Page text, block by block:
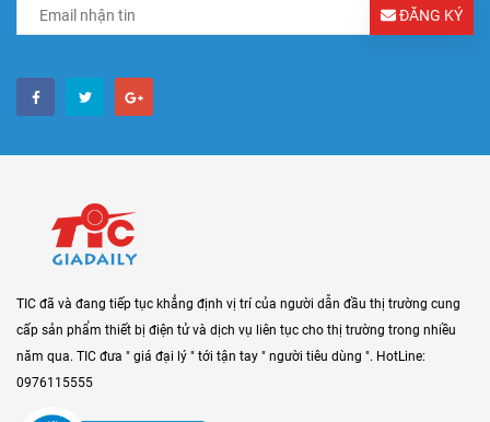
ĐĂNG KÝ
TIC đã và đang tiếp tục khẳng định vị trí của người dẫn đầu thị trường cung
cấp sản phẩm thiết bị điện tử và dịch vụ liên tục cho thị trường trong nhiều
năm qua. TIC đưa " giá đại lý " tới tận tay " người tiêu dùng ". HotLine:
0976115555